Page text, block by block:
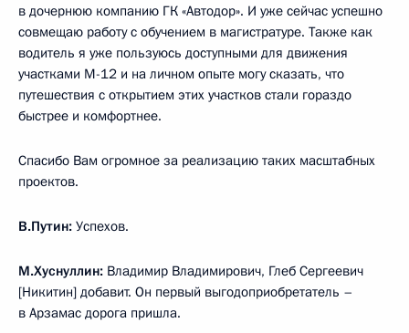
в дочернюю компанию ГК «Автодор». И уже сейчас успешно
совмещаю работу с обучением в магистратуре. Также как
водитель я уже пользуюсь доступными для движения
участками М-12 и на личном опыте могу сказать, что
путешествия с открытием этих участков стали гораздо
быстрее и комфортнее.
Спасибо Вам огромное за реализацию таких масштабных
проектов.
В.Путин: Успехов.
М.Хуснуллин: Владимир Владимирович, Глеб Сергеевич
[Никитин] добавит. Он первый выгодоприобретатель –
в Арзамас дорога пришла.